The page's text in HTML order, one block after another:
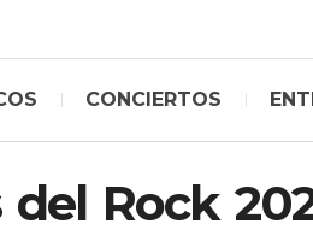
CONCIERTOS
Rock